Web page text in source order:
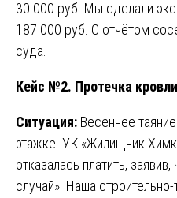
30 000 руб. Мы сделали
187 000 руб. С отчётом
суда.
Кейс №2. Протечка
Ситуация: Весеннее
этажке. УК «Жилищник
отказалась платить,
случай». Наша